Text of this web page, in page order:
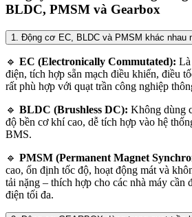
BLDC, PMSM và Gearbox
1. Động cơ EC, BLDC và PMSM khác nhau
🔹 EC (Electronically Commutated): Là
điện, tích hợp sẵn mạch điều khiển, điều
rất phù hợp với quạt trần công nghiệp
🔹 BLDC (Brushless DC): Không dùng
độ bền cơ khí cao, dễ tích hợp vào hệ
BMS.
🔹 PMSM (Permanent Magnet
cao, ổn định tốc độ, hoạt động mát và
tải nặng – thích hợp cho các nhà máy cần
điện tối đa.